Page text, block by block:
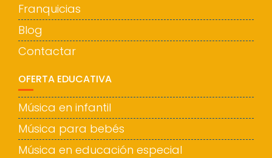
Franquicias
Blog
Contactar
OFERTA EDUCATIVA
Música en infantil
Música para bebés
Música en educación especial